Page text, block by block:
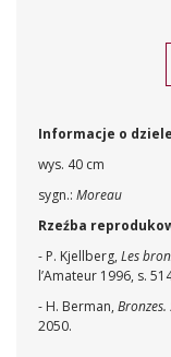
Informacje o
wys. 40 cm
sygn.: Moreau
Rzeźba
- P. Kjellberg, Les
l’Amateur 1996, s.
- H. Berman,
2050.